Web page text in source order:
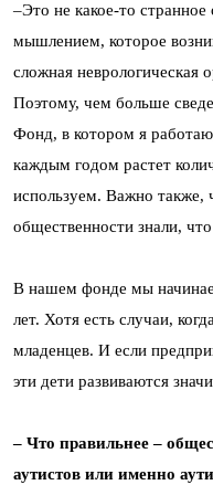
–Это не какое-то
мышлением, которое
сложная неврологическая
Поэтому, чем больше
Фонд, в котором я
каждым годом растет
используем. Важно также,
общественности знали,
В нашем фонде мы
лет. Хотя есть случаи,
младенцев. И если
эти дети развиваются
– Что правильнее –
аутистов или именно